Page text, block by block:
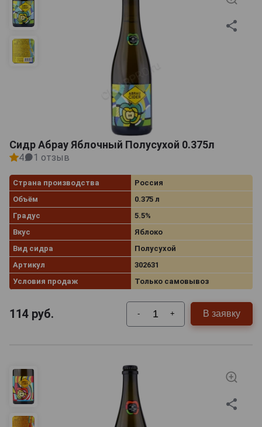
Сидр Абрау Яблочный Полусухой 0.375л
4 1 отзыв
Страна производства
Россия
Объём
0.375 л
Градус
5.5%
Вкус
Яблоко
Вид сидра
Полусухой
Артикул
302631
Условия продаж
Только самовывоз
114 руб. - + В заявку